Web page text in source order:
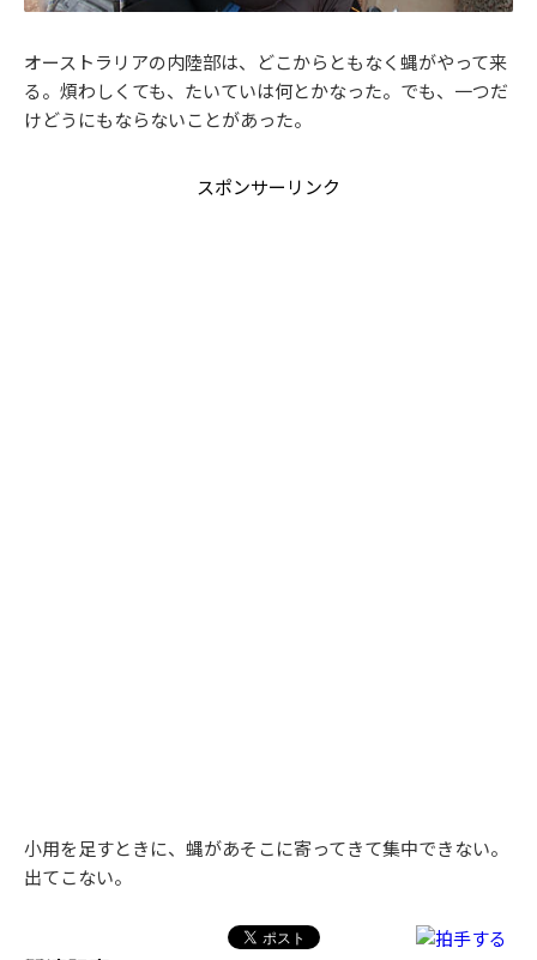
オーストラリアの内陸部は、どこからともなく蝿がやって来
る。煩わしくても、たいていは何とかなった。でも、一つだ
けどうにもならないことがあった。
スポンサーリンク
小用を足すときに、蝿があそこに寄ってきて集中できない。
出てこない。